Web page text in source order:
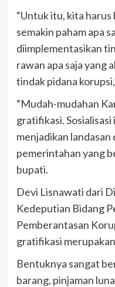
“Untuk itu, kita harus
semakin paham apa
diimplementasikan
rawan apa saja yang
tindak pidana
“Mudah-mudahan
gratifikasi.
menjadikan
pemerintahan yang
bupati.
Devi Lisnawati dari
Kedeputian Bidang
Pemberantasan
gratifikasi
Bentuknya sangat
barang, pinjaman